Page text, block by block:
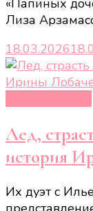
«Папиных
Лиза
18.03.2026
Лед,
история
Их дуэт с